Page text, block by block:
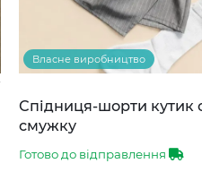
Власне виробництво
Спідниця-шорти кутик
смужку
Готово до відправлення